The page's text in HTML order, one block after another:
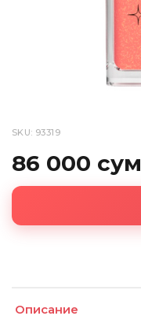
SKU: 93319
86 000 сум
Описание